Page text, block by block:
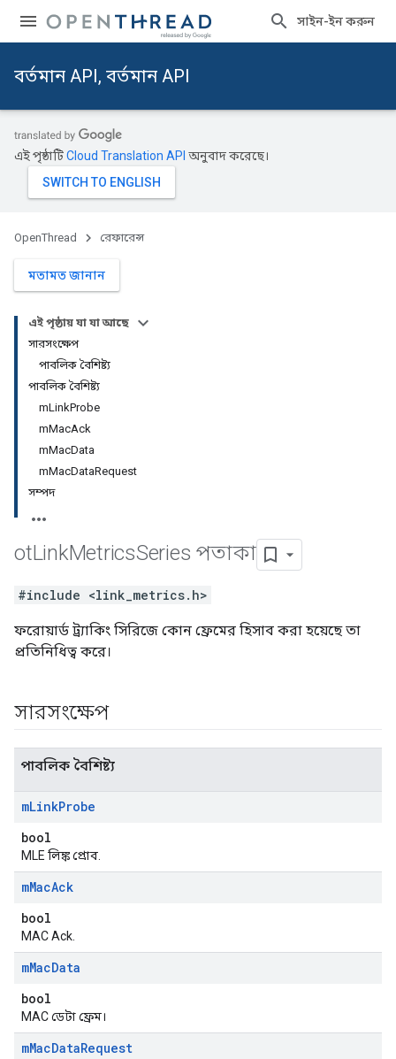
সাইন-ইন করুন
বর্তমান API, বর্তমান API
এই পৃষ্ঠাটিCloud Translation API অনুবাদ করেছে।
OpenThread রেফারেন্স
মতামত জানান
এই পৃষ্ঠায় যা যা আছে
সারসংক্ষেপ
পাবলিক বৈশিষ্ট্য
পাবলিক বৈশিষ্ট্য
mLinkProbe
mMacAck
mMacData
mMacDataRequest
সম্পদ
otLinkMetricsSeries পতাকা
#include <link_metrics.h>
ফরোয়ার্ড ট্র্যাকিং সিরিজে কোন ফ্রেমের হিসাব করা হয়েছে তা
প্রতিনিধিত্ব করে।
সারসংক্ষেপ
পাবলিক বৈশিষ্ট্য
mLinkProbe
bool
MLE লিঙ্ক প্রোব.
mMacAck
bool
MAC Ack.
mMacData
bool
MAC ডেটা ফ্রেম।
mMacDataRequest